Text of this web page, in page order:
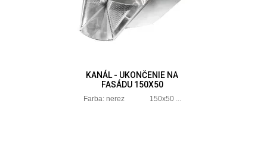
KANÁL - UKONČENIE NA
FASÁDU 150X50
Farba: nerez 150x50 ...